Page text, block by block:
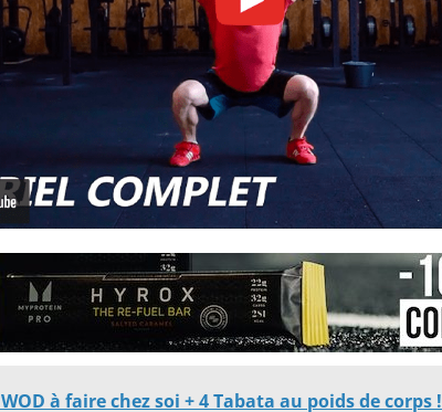
à faire chez soi + 4 Tabata au poids de corps !